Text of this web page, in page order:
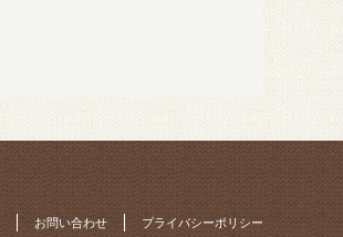
お問い合わせ プライバシーポリシー